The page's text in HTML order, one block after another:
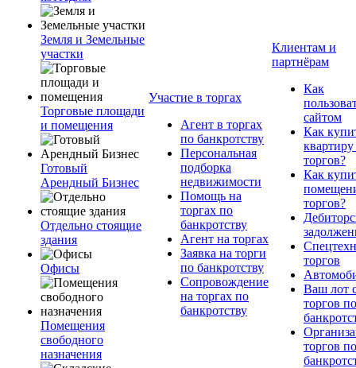
Земля и Земельные
участки
Торговые площади
и помещения
Готовый
Арендный Бизнес
Отдельно стоящие
здания
Офисы
Помещения
свободного
назначения
Участие в торгах
Агент в торгах
по банкротству
Персональная
подборка
недвижимости
Помощь на
торгах по
банкротству
Агент на торгах
Заявка на торги
по банкротству
Сопровождение
на торгах по
банкротству
Клиентам и
партнёрам
Как
сайтом
Как
квартиру
торгов?
Как
торгов?
торгов
Ваш лот
торгов по
торгов по